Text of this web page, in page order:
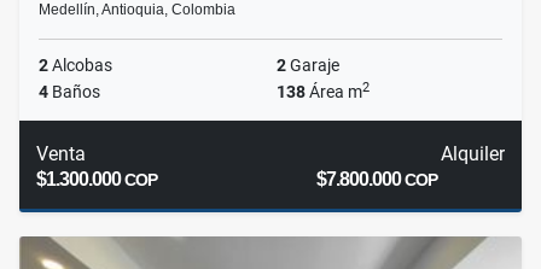
Medellín, Antioquia, Colombia
2Alcobas 2Garaje
4 Baños 138Área m2
Venta
$1.300.000COP
Alquiler
$7.800.000COP